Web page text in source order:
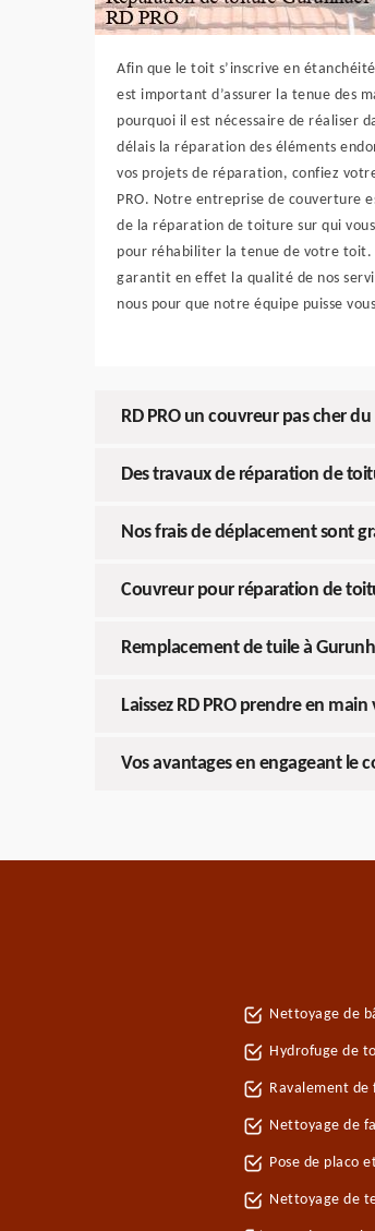
Afin que le toit s’inscrive en
est important d’assurer la tenue des
pourquoi il est nécessaire de réaliser
délais la réparation des éléments
vos projets de réparation, confiez
PRO. Notre entreprise de couverture
de la réparation de toiture sur qui
pour réhabiliter la tenue de votre toit.
garantit en effet la qualité de nos
nous pour que notre équipe puisse
RD PRO un couvreur pas cher du
Des travaux de réparation de
Nos frais de déplacement sont
Couvreur pour réparation de
Remplacement de tuile à
Laissez RD PRO prendre en
Vos avantages en engageant le
Nettoyage de
Hydrofuge de
Ravalement de
Nettoyage de
Pose de placo
Nettoyage de